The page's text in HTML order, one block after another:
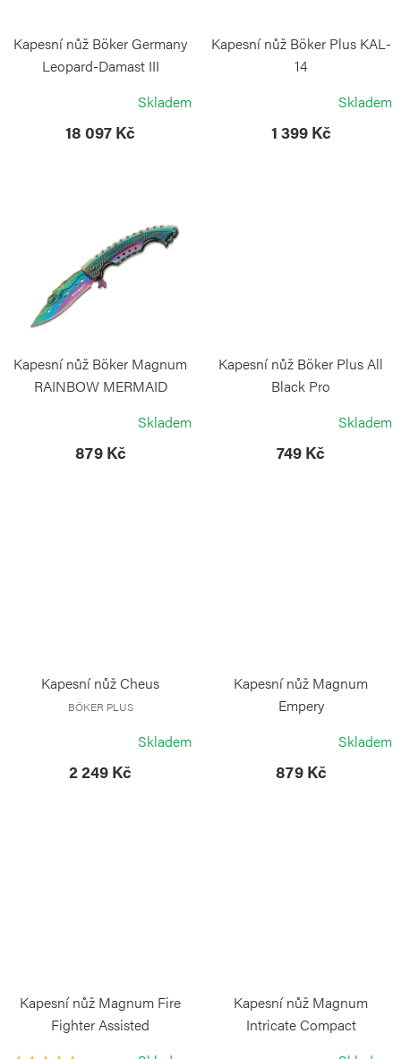
k
r
Kapesní nůž Böker Germany
Leopard-Damast III
BÖKER SOLINGENSkladem
18 097 Kč
Kapesní nůž Böker Plus KAL-
14
Skladem
1 399 Kč
Kapesní nůž Böker Magnum
RAINBOW MERMAID
Skladem
879 Kč
Kapesní nůž Böker Plus All
Black Pro
Skladem
749 Kč
Kapesní nůž Cheus
BÖKER PLUS
Skladem
2 249 Kč
Kapesní nůž Magnum
Empery
Skladem
879 Kč
Kapesní nůž Magnum Fire
Fighter Assisted
Kapesní nůž Magnum
Intricate Compact